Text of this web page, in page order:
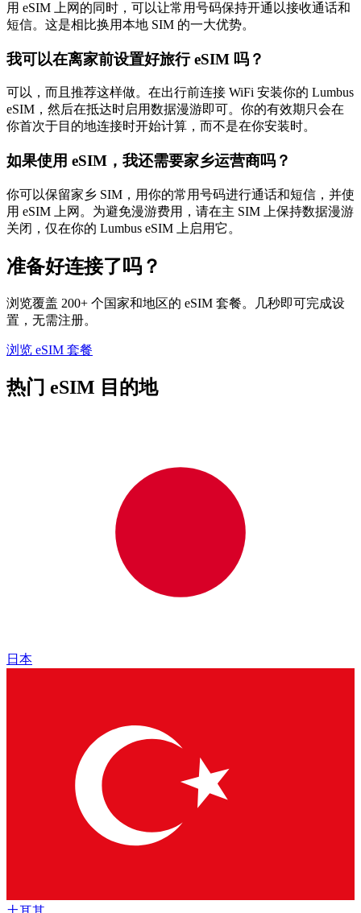
用 eSIM 上网的同时，可以让常用号码保持开通以接收通话和
短信。这是相比换用本地 SIM 的一大优势。
我可以在离家前设置好旅行 eSIM 吗？
可以，而且推荐这样做。在出行前连接 WiFi 安装你的 Lumbus
eSIM，然后在抵达时启用数据漫游即可。你的有效期只会在
你首次于目的地连接时开始计算，而不是在你安装时。
如果使用 eSIM，我还需要家乡运营商吗？
你可以保留家乡 SIM，用你的常用号码进行通话和短信，并使
用 eSIM 上网。为避免漫游费用，请在主 SIM 上保持数据漫游
关闭，仅在你的 Lumbus eSIM 上启用它。
准备好连接了吗？
浏览覆盖 200+ 个国家和地区的 eSIM 套餐。几秒即可完成设
置，无需注册。
浏览 eSIM 套餐
热门 eSIM 目的地
日本